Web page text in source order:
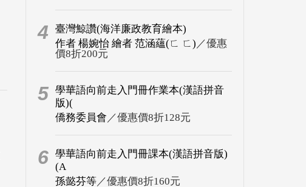
4
臺灣鯨讚(海洋廉政教育繪本)
作者 楊婉怡 繪者 范涵蘊(ㄈ ㄈ) ／優惠
價8折200元
5 學華語向前走入門冊作業本(漢語拼音
版)(
僑務委員會 ／優惠價8折128元
6 學華語向前走入門冊課本(漢語拼音版)
(A
孫懿芬等／優惠價8折160元